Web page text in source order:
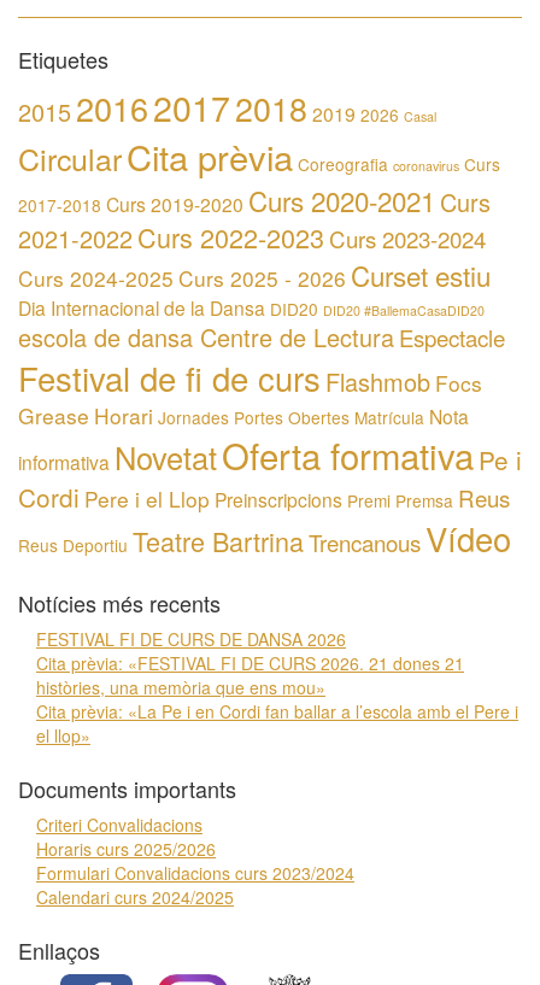
Etiquetes
2015201620172018 2019 2026 Casal
CircularCita prèvia Coreografia coronavirus Curs
2017-2018 Curs 2019-2020 Curs 2020-2021 Curs
2021-2022 Curs 2022-2023 Curs 2023-2024
Curs 2024-2025 Curs 2025 - 2026 Curset estiu
Dia Internacional de la Dansa DID20 DID20 #BallemaCasaDID20
escola de dansa Centre de LecturaEspectacle
Festival de fi de curs Flashmob Focs
Grease Horari Jornades Portes Obertes Matrícula Nota
informativa NovetatOferta formativaPe i
Cordi Pere i el Llop Preinscripcions Premi Premsa Reus
Reus Deportiu Teatre BartrinaTrencanousVídeo
Notícies més recents
FESTIVAL FI DE CURS DE DANSA 2026
Cita prèvia: «FESTIVAL FI DE CURS 2026. 21 dones 21
històries, una memòria que ens mou»
Cita prèvia: «La Pe i en Cordi fan ballar a l’escola amb el Pere i
el llop»
Documents importants
Criteri Convalidacions
Horaris curs 2025/2026
Formulari Convalidacions curs 2023/2024
Calendari curs 2024/2025
Enllaços